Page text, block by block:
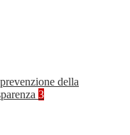
della
3